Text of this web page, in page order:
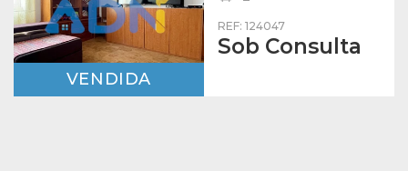
VENDIDA
REF: 124047
Sob Consulta